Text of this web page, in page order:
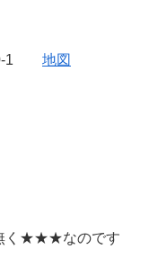
1 地図
く★★★なのです